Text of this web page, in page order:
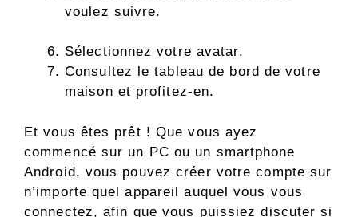
voulez suivre.
Sélectionnez votre avatar.
Consultez le tableau de bord de votre
maison et profitez-en.
Et vous êtes prêt ! Que vous ayez
commencé sur un PC ou un smartphone
Android, vous pouvez créer votre compte sur
n’importe quel appareil auquel vous vous
connectez, afin que vous puissiez discuter si